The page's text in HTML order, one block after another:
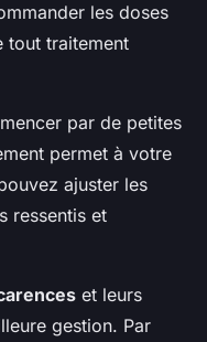
les doses
tout traitement
par de petites
permet à votre
ajuster les
ressentis et
et leurs
gestion. Par